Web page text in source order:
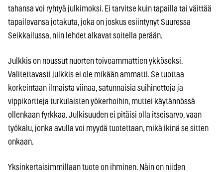
tahansa voi ryhtyä julkimoksi. Ei tarvitse kuin tapailla tai väittää
tapailevansa jotakuta, joka on joskus esiintynyt Suuressa
Seikkailussa, niin lehdet alkavat soitella perään.
Julkkis on noussut nuorten toiveammattien ykköseksi.
Valitettavasti julkkis ei ole mikään ammatti. Se tuottaa
korkeintaan ilmaista viinaa, satunnaisia suihinottoja ja
vippikortteja turkulaisten yökerhoihin, muttei käytännössä
ollenkaan fyrkkaa. Julkisuuden ei pitäisi olla itseisarvo, vaan
työkalu, jonka avulla voi myydä tuotettaan, mikä ikinä se sitten
onkaan.
Yksinkertaisimmillaan tuote on ihminen. Näin on niiden